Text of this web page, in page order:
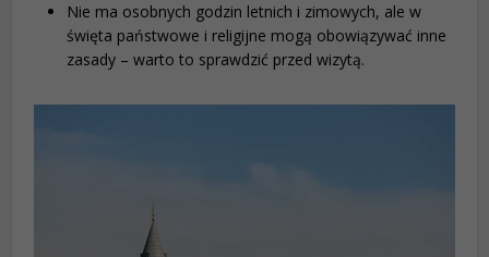
Nie ma osobnych godzin letnich i zimowych, ale w
święta państwowe i religijne mogą obowiązywać inne
zasady – warto to sprawdzić przed wizytą.